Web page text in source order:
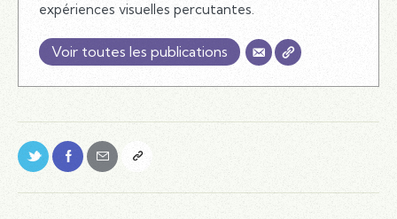
expériences visuelles percutantes.
Voir toutes les publications